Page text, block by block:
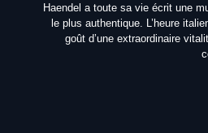
Haendel a toute sa vie écrit une
le plus authentique. L’heure
goût d’une extraordinaire